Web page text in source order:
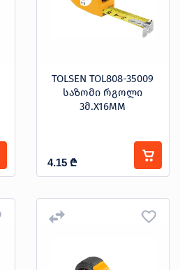
TOLSEN TOL808-35009
საზომი რგოლი
3მ.X16MM
4.15 ₾